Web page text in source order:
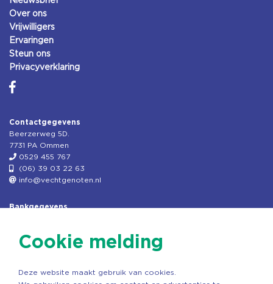
Over ons
Vrijwilligers
Ervaringen
Steun ons
Privacyverklaring
Contactgegevens
Beerzerweg 5D.
7731 PA Ommen
0529 455 767
(06) 39 03 22 63
info@vechtgenoten.nl
Bankgegevens
Rek.nr: NL85RABO0127579230
Copyright ©2026 Vechtgenoten
Cookie melding
Deze website maakt gebruik van cookies.